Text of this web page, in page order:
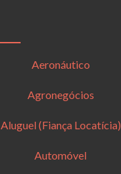
Aeronáutico
Agronegócios
Aluguel (Fiança Locatícia)
Automóvel